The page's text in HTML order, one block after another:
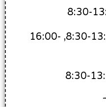
שעות פתיחה ביום ד': 8:30-13:00, 16:00-